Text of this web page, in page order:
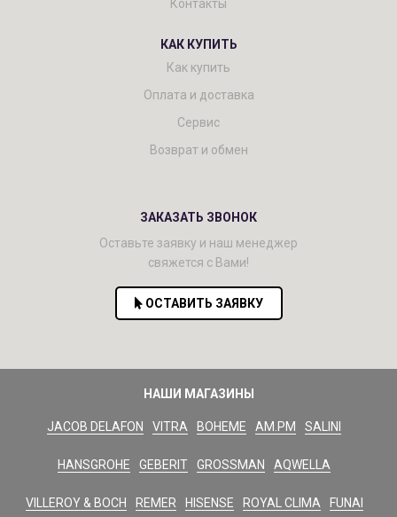
Контакты
КАК КУПИТЬ
Как купить
Оплата и доставка
Сервис
Возврат и обмен
ЗАКАЗАТЬ ЗВОНОК
Оставьте заявку и наш менеджер
свяжется с Вами!
ОСТАВИТЬ ЗАЯВКУ
НАШИ МАГАЗИНЫ
JACOB DELAFON VITRA BOHEME AM.PM SALINI
HANSGROHE GEBERIT GROSSMAN AQWELLA
VILLEROY & BOCH REMER HISENSE ROYAL CLIMA FUNAI